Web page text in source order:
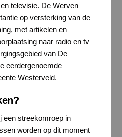
televisie. De Werven
op versterking van de
met artikelen en
naar radio en tv
van De
eerdergenoemde
Westerveld.
een streekomroep in
worden op dit moment